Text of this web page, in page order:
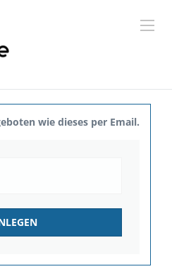
wie dieses per Email.